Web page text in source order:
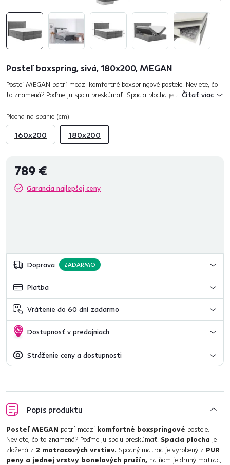
Posteľ boxspring, sivá, 180x200, MEGAN
Posteľ MEGAN patrí medzi komfortné boxspringové postele. Neviete, čo
to znamená? Poďme ju spolu preskúmať. Spacia plocha je zložená z 2
Čítať viac
Plocha na spanie (cm)
160x200 180x200
789 €
Garancia najlepšej ceny
Doprava ZADARMO
Platba
Vrátenie do 60 dní zadarmo
Dostupnosť v predajniach
Stráženie ceny a dostupnosti
Popis produktu
Posteľ MEGAN patrí medzi komfortné boxspringové postele.
Neviete, čo to znamená? Poďme ju spolu preskúmať. Spacia plocha je
zložená z 2 matracových vrstiev. Spodný matrac je vyrobený z PUR
peny a jednej vrstvy bonelových pružín, na ňom je druhý matrac,